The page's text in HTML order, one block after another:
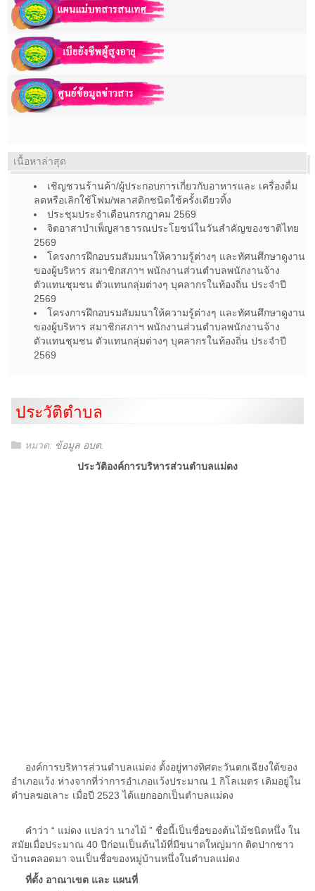
เนื้อหาล่าสุด
เชิญชวนร้านค้า/ผู้ประกอบการเกี่ยวกับอาหารและ เครื่องดื่ม
ลดหรือเลิกใช้โฟม/พลาสติกชนิดใช้ครั้งเดียวทิ้ง
ประชุมประจำเดือนกรกฎาคม 2569
จิตอาสาบำเพ็ญสาธารณประโยชน์ในวันสำคัญของชาติไทย
2569
โครงการฝึกอบรมสัมมนาให้ความรู้ต่างๆ และทัศนศึกษาดูงาน
ของผู้บริหาร สมาชิกสภาฯ พนักงานส่วนตำบลพนักงานจ้าง
ตัวแทนชุมชน ตัวแทนกลุ่มต่างๆ บุคลากรในท้องถิ่น ประจำปี
2569
โครงการฝึกอบรมสัมมนาให้ความรู้ต่างๆ และทัศนศึกษาดูงาน
ของผู้บริหาร สมาชิกสภาฯ พนักงานส่วนตำบลพนักงานจ้าง
ตัวแทนชุมชน ตัวแทนกลุ่มต่างๆ บุคลากรในท้องถิ่น ประจำปี
2569
ประวัติตำบล
หมวด: ข้อมูล อบต.
ประวัติองค์การบริหารส่วนตำบลแม่ดง
องค์การบริหารส่วนตำบลแม่ดง ตั้งอยู่ทางทิศตะวันตกเฉียงใต้ของ
อำเภอแว้ง ห่างจากที่ว่าการอำเภอแว้งประมาณ 1 กิโลเมตร เดิมอยู่ใน
ตำบลฆอเลาะ เมื่อปี 2523 ได้แยกออกเป็นตำบลแม่ดง
คำว่า “ แม่ดง แปลว่า นางไม้ ” ชื่อนี้เป็นชื่อของต้นไม้ชนิดหนึ่ง ใน
สมัยเมื่อประมาณ 40 ปีก่อนเป็นต้นไม้ที่มีขนาดใหญ่มาก ติดปากชาว
บ้านตลอดมา จนเป็นชื่อของหมู่บ้านหนึ่งในตำบลแม่ดง
ที่ตั้ง อาณาเขต และ แผนที่